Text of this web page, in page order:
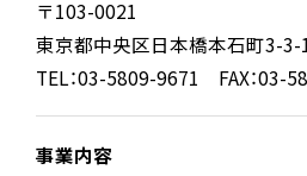
〒103-0021
東京都中央区日本橋本石町3-3-
TEL：03-5809-9671 FAX：03-
事業内容